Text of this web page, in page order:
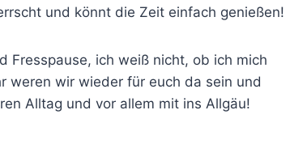
und könnt die Zeit einfach genießen!
Fresspause, ich weiß nicht, ob ich mich
weren wir wieder für euch da sein und
Alltag und vor allem mit ins Allgäu!